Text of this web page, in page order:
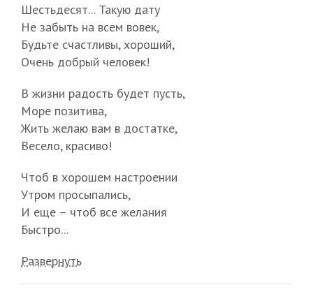
Шестьдесят... Такую дату
Не забыть на всем вовек,
Будьте счастливы, хороший,
Очень добрый человек!
В жизни радость будет пусть,
Море позитива,
Жить желаю вам в достатке,
Весело, красиво!
Чтоб в хорошем настроении
Утром просыпались,
И еще – чтоб все желания
Быстро...
Развернуть